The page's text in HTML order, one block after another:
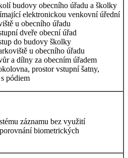
budovy obecního úřadu a školky
elektronickou venkovní úřední
u obecního úřadu
dveře obecní úřad
do budovy školky
u obecního úřadu
a dílny za obecním úřadem
prostor vstupní šatny,
pódiem
záznamu bez využití
biometrických